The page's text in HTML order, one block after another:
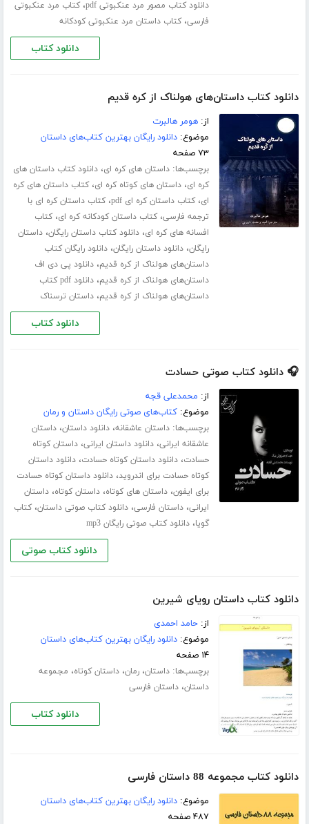
دانلود کتاب مصور مرد عنکبوتی pdf ،کتاب مرد عنکبوتی
فارسی،کتاب داستان مرد عنکبوتی کودکانه
دانلود کتاب
دانلود کتاب داستان‌های هولناک از کره قدیم
از:هومر هالبرت
موضوع:دانلود رایگان بهترین کتاب‌های داستان
۷۳ صفحه
برچسب‌ها:داستان های کره ای،دانلود کتاب داستان های
کره ای،داستان های کوتاه کره ای،کتاب داستان های کره
ای،کتاب داستان کره ای pdf ،کتاب داستان کره ای با
ترجمه فارسی،کتاب داستان کودکانه کره ای،کتاب
افسانه های کره ای،دانلود کتاب داستان رایگان،داستان
رایگان،دانلود داستان رایگان،دانلود رایگان کتاب
داستان‌های هولناک از کره قدیم،دانلود پی دی اف
داستان‌های هولناک از کره قدیم،
دانلود pdf کتاب
داستان‌های هولناک از کره قدیم،داستان ترسناک
دانلود کتاب
🎧 دانلود کتاب صوتی حسادت
از: محمدعلی قجه
موضوع:کتاب‌های صوتی رایگان داستان و رمان
برچسب‌ها:داستان عاشقانه،دانلود داستان،داستان
عاشقانه ایرانی،دانلود داستان ایرانی،داستان کوتاه
حسادت،دانلود داستان کوتاه حسادت،دانلود داستان
کوتاه حسادت برای اندروید،دانلود داستان کوتاه حسادت
برای ایفون،داستان های کوتاه،داستان کوتاه،داستان
ایرانی،داستان فارسی،دانلود کتاب صوتی داستان،کتاب
گویا،دانلود کتاب صوتی رایگان mp3
دانلود کتاب صوتی
دانلود کتاب داستان رویای شیرین
از:حامد احمدی
موضوع:دانلود رایگان بهترین کتاب‌های داستان
۱۴ صفحه
برچسب‌ها:داستان،رمان،داستان کوتاه، مجموعه
داستان،داستان فارسی
دانلود کتاب
دانلود کتاب مجموعه 88 داستان فارسی
موضوع:دانلود رایگان بهترین کتاب‌های داستان
۴۸۷ صفحه